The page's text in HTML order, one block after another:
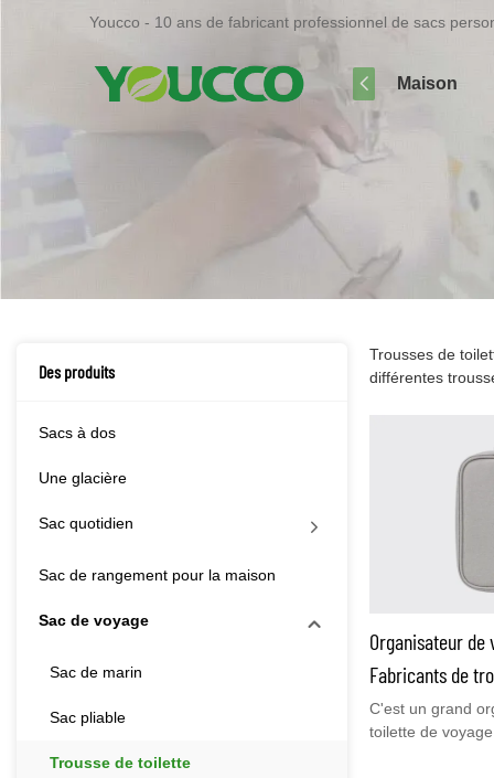
Youcco - 10 ans de fabricant professionnel de sacs
Maison
Des produits
Sacs à dos
Une glacière
Sac quotidien
Sac de rangement pour la maison
Sac de voyage
Sac de marin
Sac pliable
Trousse de toilette
Trousses de
différentes
Organisateur
Fabricants de
C'est un grand
toilette de